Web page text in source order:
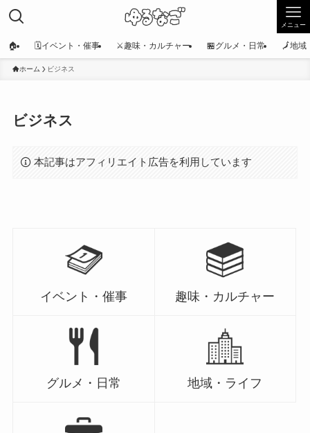
メニュー
🏠 🗓️イベント・催事 ⚔️趣味・カルチャー 🏪グルメ・日常 🗾地域
ホーム ビジネス
ビジネス
本記事はアフィリエイト広告を利用しています
イベント・催事 趣味・カルチャー
グルメ・日常 地域・ライフ